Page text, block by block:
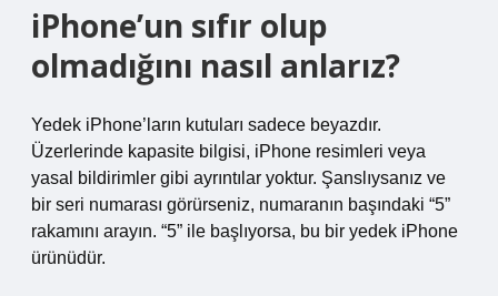
iPhone’un sıfır olup
olmadığını nasıl anlarız?
Yedek iPhone’ların kutuları sadece beyazdır.
Üzerlerinde kapasite bilgisi, iPhone resimleri veya
yasal bildirimler gibi ayrıntılar yoktur. Şanslıysanız ve
bir seri numarası görürseniz, numaranın başındaki “5”
rakamını arayın. “5” ile başlıyorsa, bu bir yedek iPhone
ürünüdür.